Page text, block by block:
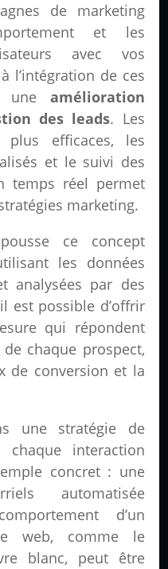
de marketing
et les
avec vos
l’intégration de ces
une amélioration
des leads. Les
plus efficaces, les
et le suivi des
temps réel permet
marketing.
ce concept
les données
analysées par des
est possible d’offrir
qui répondent
chaque prospect,
de conversion et la
une stratégie de
interaction
concret : une
automatisée
d’un
web, comme le
blanc, peut être